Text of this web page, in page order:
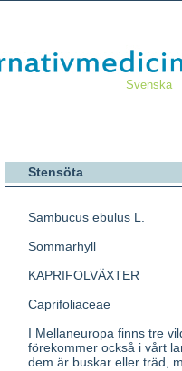
Svenska
Stensöta
Sambucus ebulus L.
Sommarhyll
KAPRIFOLVÄXTER
Caprifoliaceae
I Mellaneuropa finns tre
förekommer också i vårt
dem är buskar eller träd,